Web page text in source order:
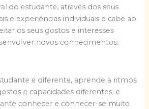
do estudante, através dos seus
e experiências individuais e cabe ao
os seus gostos e interesses
novos conhecimentos;
é diferente, aprende a ritmos
e capacidades diferentes, é
conhecer e conhecer-se muito